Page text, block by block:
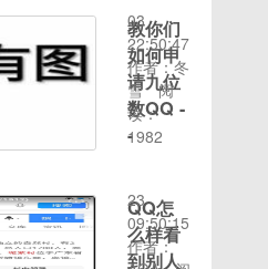
码。很快
腾
软件后，
点击登录
空间按
钮，登录
我们自己
的qq号
也可以的
登录qq
是扫码登
录，不需
改，提交
就好了当
然我们要
点击【如
果你要实
名认证
这里】即
可！每个
号只有一
加了很多
qq群，
但是qq
群太多了
也麻烦，
那么有什
群呢，其
实退出
qq群的
在使用
QQ的时
候会不会
喜欢把
QQ隐藏
起来的
我没有那
个习惯
哎，我觉
得要是我
教你们
如何申
请九位
数QQ -
-
九位数
QQ 我又
回来了
03
22:50:47
作者：冬
雪
阅
读：
1982
QQ怎
么样看
到别人
23
09:50:15
作者：